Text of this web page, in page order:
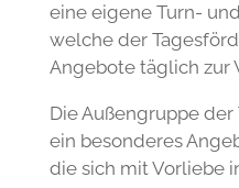
welche der
Angebote täglich zur
ein besonderes
die sich mit Vorliebe
und ihre